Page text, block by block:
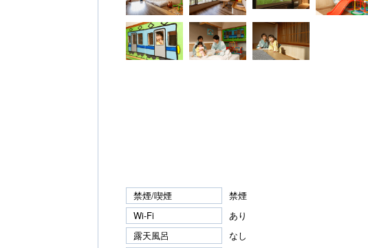
禁煙/喫煙 禁煙
Wi-Fi あり
露天風呂
なし